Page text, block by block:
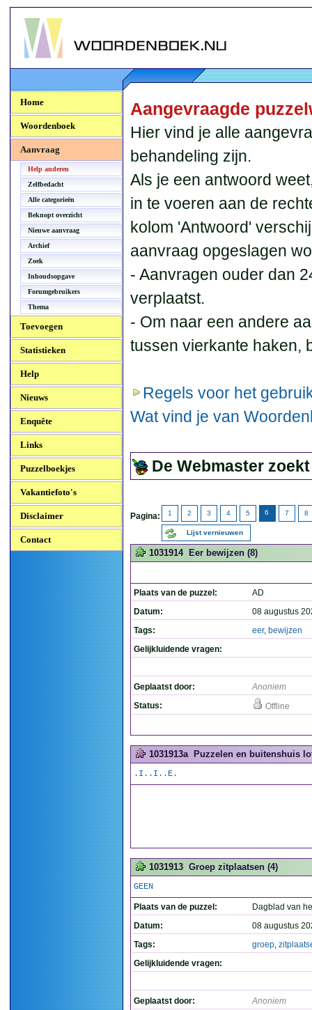
Woordenboek.NU
Home
Woordenboek
Aanvraag
Help anderen
Zelfbedacht
Alle categorieën
Beknopt overzicht
Nieuwe aanvraag
Archief
Zoek
Inhoudsopgave
Forumgebruikers
Thema
Toevoegen
Statistieken
Help
Nieuws
Enquête
Links
Puzzelboekjes
Vakantiefoto's
Disclaimer
Contact
Aangevraagde
Hier vind je alle
behandeling zijn.
Als je een antwoord
in te voeren aan de
kolom 'Antwoord'
aanvraag opgeslagen
- Aanvragen ouder dan
verplaatst.
- Om naar een andere
tussen vierkante haken,
Regels voor het
Wat vind je van
De Webmaster
Pagina: 1 2 3 4 5 6 7 8
Lijst vernieuwen
1031914 Eer bewijzen (8)
Plaats van de puzzel:
AD
Datum:
08 augustus
Tags:
eer, bewijzen
Gelijkluidende vragen:
Geplaatst door:
Anoniem
Status:
Offline
1031913a Puzzelen en buitenshuis
.I..I..E.
1031913 Groep zitplaatsen (4)
GEEN
Plaats van de puzzel:
Dagblad van
Datum:
08 augustus
Tags:
groep,
Gelijkluidende vragen:
Geplaatst door:
Anoniem